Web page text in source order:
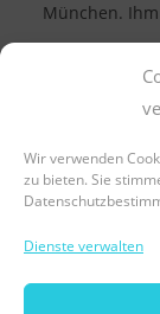
Wir verwenden
zu bieten. Sie
Dienste verwalten
München.
Nach
LinkedIn
Instagram
E-Mail